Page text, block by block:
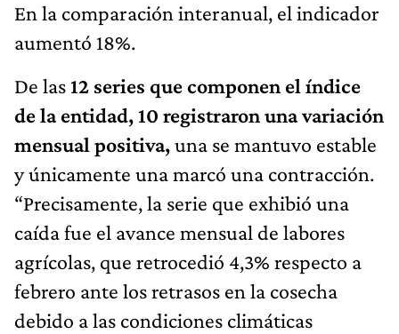
En la comparación interanual, el indicador
aumentó 18%.
De las12 series que componen el índice
de la entidad, 10 registraron una variación
mensual positiva,una se mantuvo estable
y únicamente una marcó una contracción.
“Precisamente, la serie que exhibió una
caída fue el avance mensual de labores
agrícolas, que retrocedió 4,3% respecto a
febrero ante los retrasos en la cosecha
debido a las condiciones climáticas